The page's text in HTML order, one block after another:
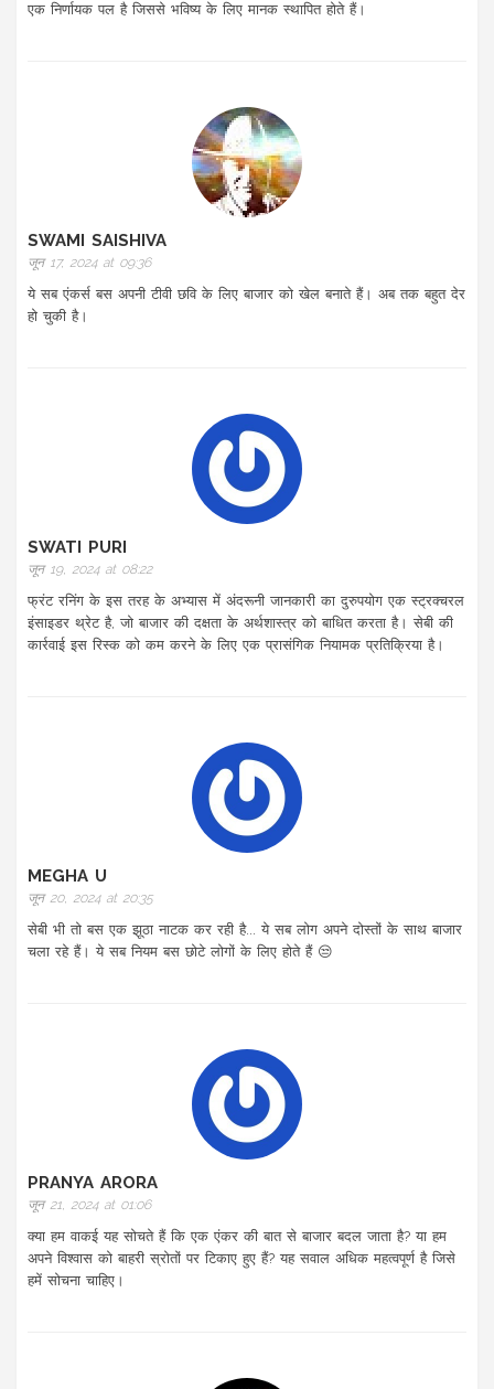
एक निर्णायक पल है जिससे भविष्य के लिए मानक स्थापित होते हैं।
SWAMI SAISHIVA
जून 17, 2024 at 09:36
ये सब एंकर्स बस अपनी टीवी छवि के लिए बाजार को खेल बनाते हैं। अब तक बहुत देर
हो चुकी है।
SWATI PURI
जून 19, 2024 at 08:22
फ्रंट रनिंग के इस तरह के अभ्यास में अंदरूनी जानकारी का दुरुपयोग एक स्ट्रक्चरल
इंसाइडर थ्रेट है, जो बाजार की दक्षता के अर्थशास्त्र को बाधित करता है। सेबी की
कार्रवाई इस रिस्क को कम करने के लिए एक प्रासंगिक नियामक प्रतिक्रिया है।
MEGHA U
जून 20, 2024 at 20:35
सेबी भी तो बस एक झूठा नाटक कर रही है... ये सब लोग अपने दोस्तों के साथ बाजार
चला रहे हैं। ये सब नियम बस छोटे लोगों के लिए होते हैं 😒
PRANYA ARORA
जून 21, 2024 at 01:06
क्या हम वाकई यह सोचते हैं कि एक एंकर की बात से बाजार बदल जाता है? या हम
अपने विश्वास को बाहरी स्रोतों पर टिकाए हुए हैं? यह सवाल अधिक महत्वपूर्ण है जिसे
हमें सोचना चाहिए।